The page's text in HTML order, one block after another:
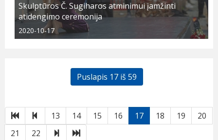
Skulptūros Č. Sugiharos atminimui įamžinti
atidengimo ceremonija
2020-10-17
Puslapis 17 iš 59
Pirmas Atgal
13 14 15 16 17 18 19
20
21
22 ToliauPaskutinis